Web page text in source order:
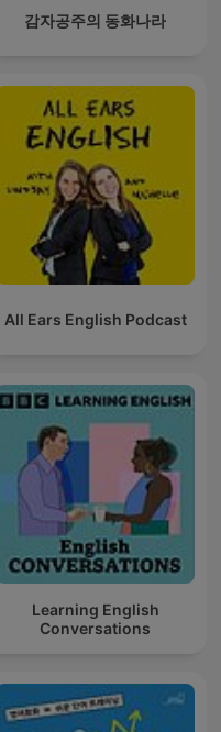
감자공주의 동화나라
All Ears English Podcast
Learning English
Conversations